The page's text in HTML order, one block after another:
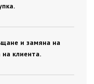
и замяна на
на клиента.